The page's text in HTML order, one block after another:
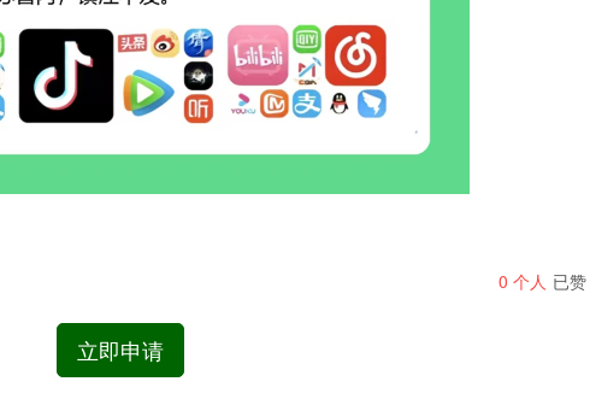
0 个人 已赞
立即申请